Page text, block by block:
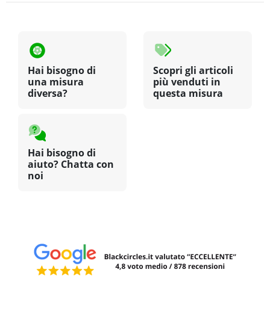
Hai bisogno di
una misura
diversa?
Scopri gli articoli
più venduti in
questa misura
Hai bisogno di
aiuto? Chatta con
noi